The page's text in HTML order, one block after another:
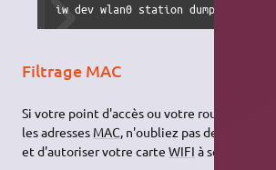
iw dev wlan0 station dump
Filtrage MAC
Si votre point d'accès ou votre routeur
les adresses MAC, n'oubliez pas de le
et d'autoriser votre carteWIFI à se